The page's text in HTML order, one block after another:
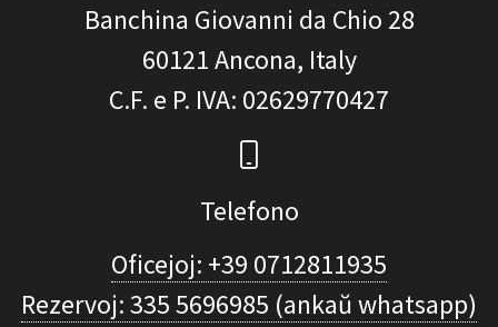
Banchina Giovanni da Chio 28
60121Ancona, Italy
C.F. e P. IVA: 02629770427
Telefono
Oficejoj: +39 0712811935
Rezervoj: 335 5696985 (ankaŭ whatsapp)